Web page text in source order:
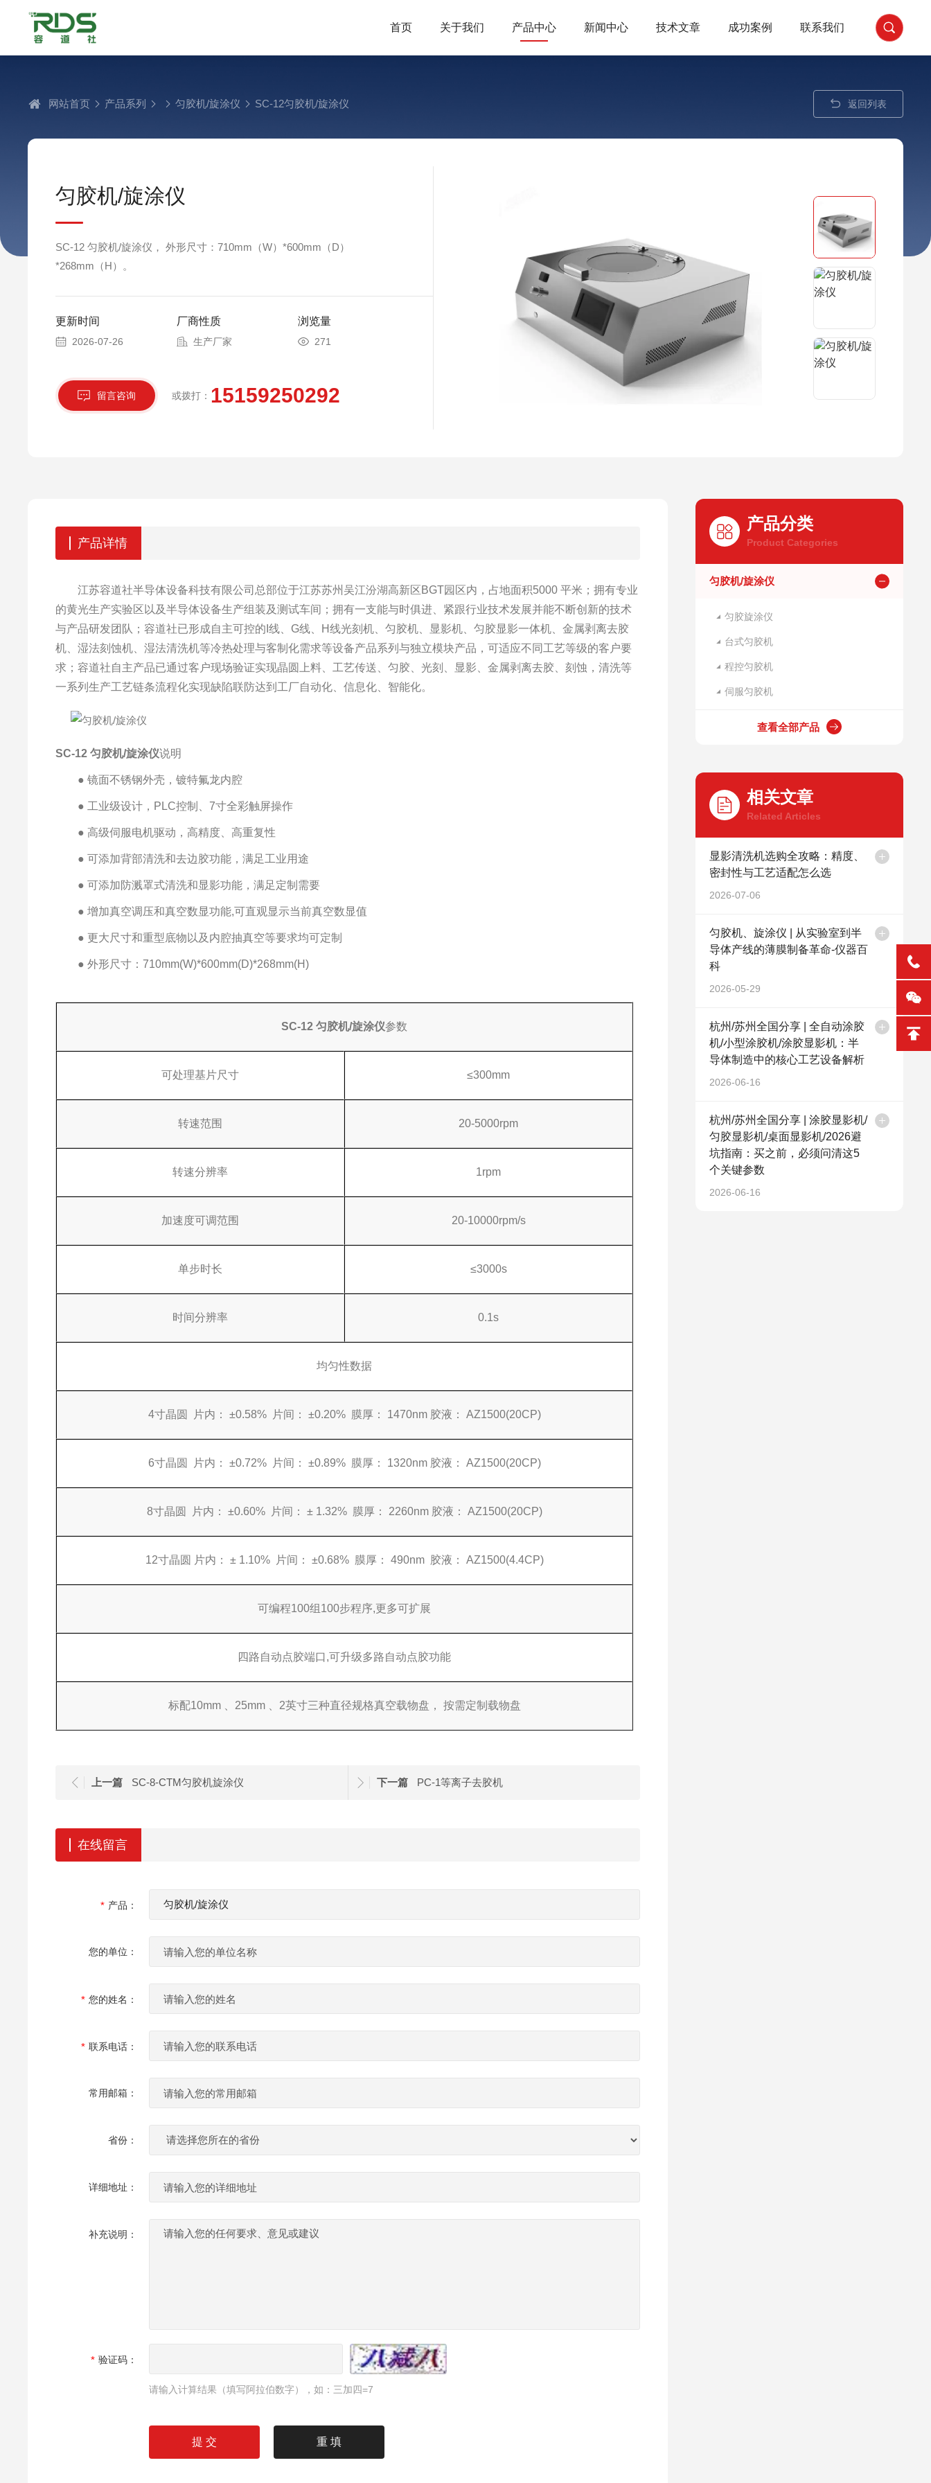
首页 关于我们 产品中心 新闻中心 技术文章 成功案例 联系我们
网站首页 产品系列 匀胶机/旋涂仪 SC-12匀胶机/旋涂仪 返回列表
匀胶机/旋涂仪
SC-12 匀胶机/旋涂仪， 外形尺寸：710mm（W）*600mm（D）
*268mm（H）。
更新时间
2026-07-26
厂商性质
生产厂家
浏览量
271
留言咨询 或拨打： 15159250292
产品分类
Product Categories
匀胶机/旋涂仪
匀胶旋涂仪
台式匀胶机
程控匀胶机
伺服匀胶机
查看全部产品
相关文章
Related Articles
显影清洗机选购全攻略：精度、
密封性与工艺适配怎么选
2026-07-06
匀胶机、旋涂仪 | 从实验室到半
导体产线的薄膜制备革命-仪器百
科
2026-05-29
杭州/苏州全国分享 | 全自动涂胶
机/小型涂胶机/涂胶显影机：半
导体制造中的核心工艺设备解析
2026-06-16
杭州/苏州全国分享 | 涂胶显影机/
匀胶显影机/桌面显影机/2026避
坑指南：买之前，必须问清这5
个关键参数
2026-06-16
产品详情
江苏容道社半导体设备科技有限公司总部位于江苏苏州吴江汾湖高新区BGT园区内，占地面积5000 平米；拥有专业
的黄光生产实验区以及半导体设备生产组装及测试车间；拥有一支能与时俱进、紧跟行业技术发展并能不断创新的技术
与产品研发团队；容道社已形成自主可控的I线、G线、H线光刻机、匀胶机、显影机、匀胶显影一体机、金属剥离去胶
机、湿法刻蚀机、湿法清洗机等冷热处理与客制化需求等设备产品系列与独立模块产品，可适应不同工艺等级的客户要
求；容道社自主产品已通过客户现场验证实现晶圆上料、工艺传送、匀胶、光刻、显影、金属剥离去胶、刻蚀，清洗等
一系列生产工艺链条流程化实现缺陷联防达到工厂自动化、信息化、智能化。
SC-12 匀胶机/旋涂仪说明
● 镜面不锈钢外壳，镀特氟龙内腔
● 工业级设计，PLC控制、7寸全彩触屏操作
● 高级伺服电机驱动，高精度、高重复性
● 可添加背部清洗和去边胶功能，满足工业用途
● 可添加防溅罩式清洗和显影功能，满足定制需要
● 增加真空调压和真空数显功能,可直观显示当前真空数显值
● 更大尺寸和重型底物以及内腔抽真空等要求均可定制
● 外形尺寸：710mm(W)*600mm(D)*268mm(H)
SC-12匀胶机/旋涂仪参数
可处理基片尺寸 ≤300mm
转速范围 20-5000rpm
转速分辨率 1rpm
加速度可调范围 20-10000rpm/s
单步时长 ≤3000s
时间分辨率 0.1s
均匀性数据
4寸晶圆 片内： ±0.58% 片间： ±0.20% 膜厚： 1470nm 胶液： AZ1500(20CP)
6寸晶圆 片内： ±0.72% 片间： ±0.89% 膜厚： 1320nm 胶液： AZ1500(20CP)
8寸晶圆 片内： ±0.60% 片间： ± 1.32% 膜厚： 2260nm 胶液： AZ1500(20CP)
12寸晶圆 片内： ± 1.10% 片间： ±0.68% 膜厚： 490nm 胶液： AZ1500(4.4CP)
可编程100组100步程序,更多可扩展
四路自动点胶端口,可升级多路自动点胶功能
标配10mm 、25mm 、2英寸三种直径规格真空载物盘， 按需定制载物盘
上一篇 SC-8-CTM匀胶机旋涂仪 下一篇 PC-1等离子去胶机
在线留言
产品：
您的单位：
您的姓名：
联系电话：
常用邮箱：
省份：
详细地址：
补充说明：
验证码：
请输入计算结果（填写阿拉伯数字），如：三加四=7